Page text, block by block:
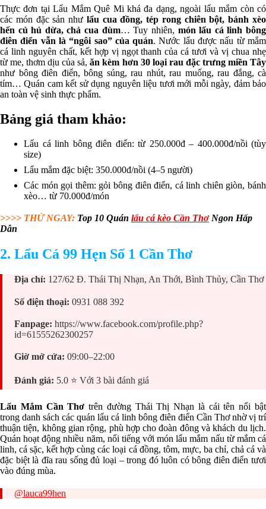
Thực đơn tại Lẩu Mắm Quê Mi khá đa dạng, ngoài lẩu mắm còn có
các món đặc sản như lẩu cua đồng, tép rong chiên bột, bánh xèo
hến củ hủ dừa, chả cua đùm… Tuy nhiên, món lẩu cá linh bông
điên điển vẫn là “ngôi sao” của quán. Nước lẩu được nấu từ mắm
cá linh nguyên chất, kết hợp vị ngọt thanh của cá tươi và vị chua nhẹ
từ me, thơm dịu của sả,ăn kèm hơn 30 loại rau đặc trưng miền Tây
như bông điên điển, bông súng, rau nhút, rau muống, rau đắng, cà
tím… Quán cam kết sử dụng nguyên liệu tươi mới mỗi ngày, đảm bảo
an toàn vệ sinh thực phẩm.
Bảng giá tham khảo:
Lẩu cá linh bông điên điển: từ 250.000đ – 400.000đ/nồi (tùy
size)
Lẩu mắm đặc biệt: 350.000đ/nồi (4–5 người)
Các món gọi thêm: gỏi bông điên điển, cá linh chiên giòn, bánh
xèo… từ 70.000đ/món
>>>> THỬ NGAY: Top 10 Quán lẩu cá kèo Cần Thơ Ngon Hấp
Dẫn
2. Lẩu Cá 99 Hẹn Số 1 Cần Thơ
Địa chỉ: 127/62 Đ. Thái Thị Nhạn, An Thới, Bình Thủy, Cần Thơ
Số điện thoại: 0931 088 392
Fanpage: https://www.facebook.com/profile.php?
id=61555262300257
Giờ mở cửa: 09:00–22:00
Đánh giá: 5.0 ⭐ Với 3 bài đánh giá
Lẩu Mắm Cần Thơ trên đường Thái Thị Nhạn là cái tên nổi bật
trong danh sách các quán lẩu cá linh bông điên điển Cần Thơ nhờ vị trí
thuận tiện, không gian rộng, phù hợp cho đoàn đông và khách du lịch.
Quán hoạt động nhiều năm, nổi tiếng với món lẩu mắm nấu từ mắm cá
linh, cá sặc, kết hợp cùng các loại cá đồng, tôm, mực, ba chỉ, chả cá và
đặc biệt là đĩa rau sống đủ loại – trong đó luôn có bông điên điển tươi
vào đúng mùa.
@lauca99hen